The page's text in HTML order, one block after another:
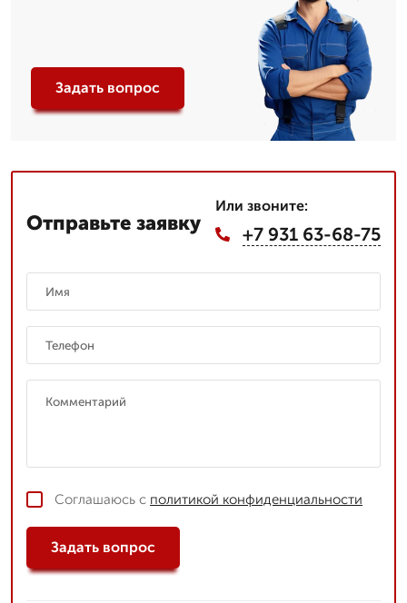
Задать вопрос
Отправьте заявку
Или звоните:
+7 931 63-68-75
Соглашаюсь с политикой конфиденциальности
Задать вопрос